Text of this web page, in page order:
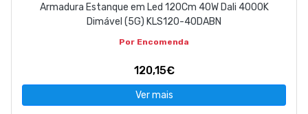
Armadura Estanque em Led 120Cm 40W Dali 4000K
Dimável (5G) KLS120-40DABN
Por Encomenda
120,15€
Ver mais